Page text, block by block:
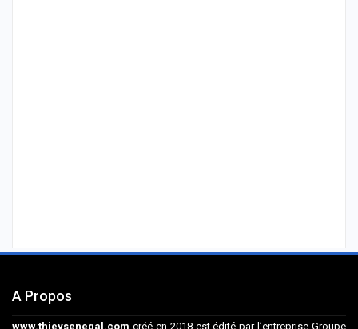
A Propos
www.thieysenegal.com créé en 2018 est édité par l’entreprise Groupe